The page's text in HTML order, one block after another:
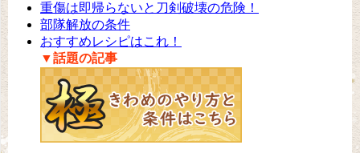
重傷は即帰らないと刀剣破壊の危険！
部隊解放の条件
おすすめレシピはこれ！
▼話題の記事